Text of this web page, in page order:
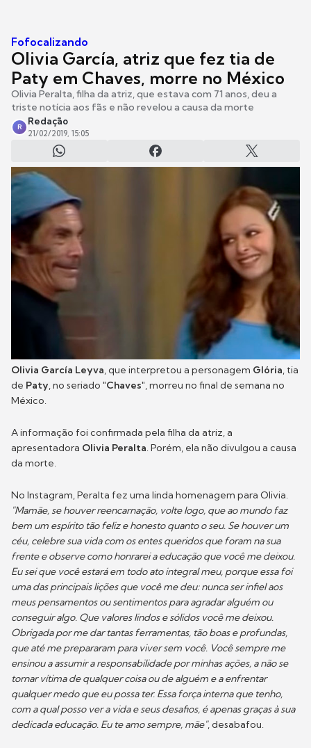
Fofocalizando
Olivia García, atriz que fez tia de
Paty em Chaves, morre no México
Olivia Peralta, filha da atriz, que estava com 71 anos, deu a
triste notícia aos fãs e não revelou a causa da morte
R
Redação
21/02/2019, 15:05
Olivia García Leyva, que interpretou a personagem Glória, tia
de Paty, no seriado "Chaves", morreu no final de semana no
México.
A informação foi confirmada pela filha da atriz, a
apresentadora Olivia Peralta. Porém, ela não divulgou a causa
da morte.
No Instagram, Peralta fez uma linda homenagem para Olivia.
"Mamãe, se houver reencarnação, volte logo, que ao mundo faz
bem um espírito tão feliz e honesto quanto o seu. Se houver um
céu, celebre sua vida com os entes queridos que foram na sua
frente e observe como honrarei a educação que você me deixou.
Eu sei que você estará em todo ato integral meu, porque essa foi
uma das principais lições que você me deu: nunca ser infiel aos
meus pensamentos ou sentimentos para agradar alguém ou
conseguir algo. Que valores lindos e sólidos você me deixou.
Obrigada por me dar tantas ferramentas, tão boas e profundas,
que até me prepararam para viver sem você. Você sempre me
ensinou a assumir a responsabilidade por minhas ações, a não se
tornar vítima de qualquer coisa ou de alguém e a enfrentar
qualquer medo que eu possa ter. Essa força interna que tenho,
com a qual posso ver a vida e seus desafios, é apenas graças à sua
dedicada educação. Eu te amo sempre, mãe", desabafou.